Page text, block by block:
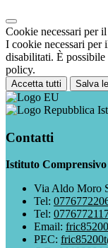
Cookie necessari per
I cookie necessari per
disabilitati. È
policy.
Accetta tutti Salva
Contatti
Istituto Comprensivo
Via Aldo Moro
Tel:
Tel:
Email:
PEC: